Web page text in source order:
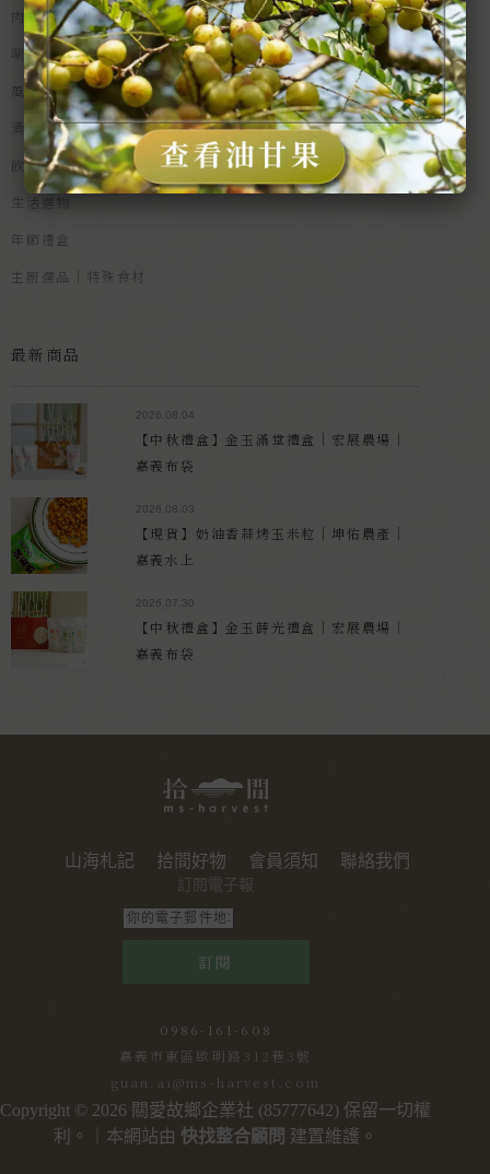
肉類食品
唰嘴零食
風味佐料
漬物乾貨
飲品沖調
生活選物
年節禮盒
主廚選品｜特殊食材
最新商品
2026.08.04
【中秋禮盒】金玉滿堂禮盒｜宏展農場｜
嘉義布袋
2026.08.03
【現貨】奶油香蒜烤玉米粒｜坤佑農產｜
嘉義水上
2026.07.30
【中秋禮盒】金玉蒔光禮盒｜宏展農場｜
嘉義布袋
山海札記 拾間好物 會員須知 聯絡我們
訂閱電子報
訂閱
0986-161-608
嘉義市東區啟明路312巷3號
guan.ai@ms-harvest.com
Copyright © 2026 關愛故鄉企業社 (85777642) 保留一切權
利。｜本網站由 快找整合顧問 建置維護。